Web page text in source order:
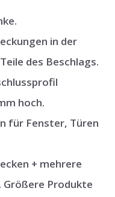
in der
des Beschlags.
hoch.
für Fenster, Türen
+ mehrere
Produkte